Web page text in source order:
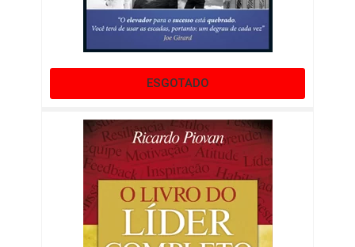
ESGOTADO